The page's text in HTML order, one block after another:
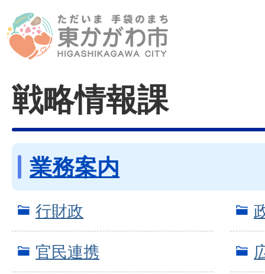
戦略情報課
業務案内
行財政
官民連携